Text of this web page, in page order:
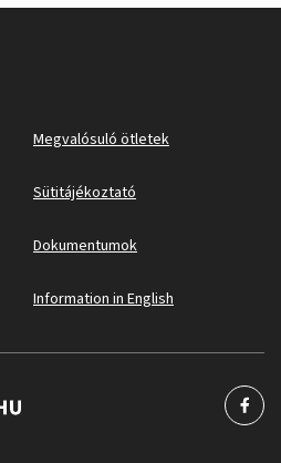
Megvalósuló ötletek
Sütitájékoztató
Dokumentumok
Information in English